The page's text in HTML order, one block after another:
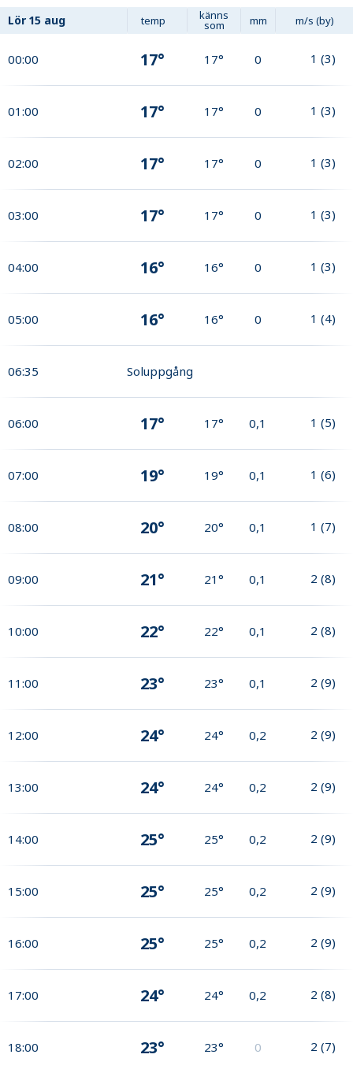
Lör 15 aug temp känns
som mm m/s (by)
00:00 17° 17° 0 1 (3)
01:00 17° 17° 0 1 (3)
02:00 17° 17° 0 1 (3)
03:00 17° 17° 0 1 (3)
04:00 16° 16° 0 1 (3)
05:00 16° 16° 0 1 (4)
06:35 Soluppgång
06:00 17° 17° 0,1 1 (5)
07:00 19° 19° 0,1 1 (6)
08:00 20° 20° 0,1 1 (7)
09:00 21° 21° 0,1 2 (8)
10:00 22° 22° 0,1 2 (8)
11:00 23° 23° 0,1 2 (9)
12:00 24° 24° 0,2 2 (9)
13:00 24° 24° 0,2 2 (9)
14:00 25° 25° 0,2 2 (9)
15:00 25° 25° 0,2 2 (9)
16:00 25° 25° 0,2 2 (9)
17:00 24° 24° 0,2 2 (8)
18:00 23° 23° 0 2 (7)